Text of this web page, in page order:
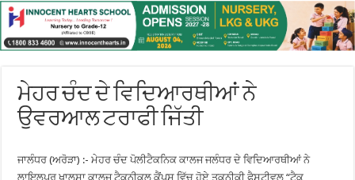
ਮੇਹਰ ਚੰਦ ਦੇ ਵਿਦਿਆਰਥੀਆਂ ਨੇ
ਉਵਰਆਲ ਟਰਾਫੀ ਜਿੱਤੀ
ਜਾਲੰਧਰ (ਅਰੋੜਾ) :- ਮੇਹਰ ਚੰਦ ਪੋਲੀਟੈਕਨਿਕ ਕਾਲਜ ਜਲੰਧਰ ਦੇ ਵਿਦਿਆਰਥੀਆਂ ਨੇ
ਲਾਇਲਪੁਰ ਖਾਲਸਾ ਕਾਲਜ ਟੈਕਨੀਕਲ ਕੈਂਪਸ ਵਿੱਚ ਹੋਏ ਤਕਨੀਕੀ ਫੈਸਟੀਵਲ “ਟੈਕ